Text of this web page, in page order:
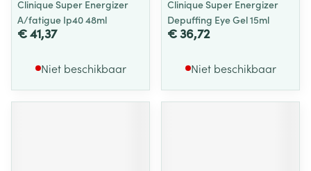
Clinique Super Energizer
A/fatigue Ip40 48ml
€ 41,37
Niet beschikbaar
Clinique Super Energizer
Depuffing Eye Gel 15ml
€ 36,72
Niet beschikbaar